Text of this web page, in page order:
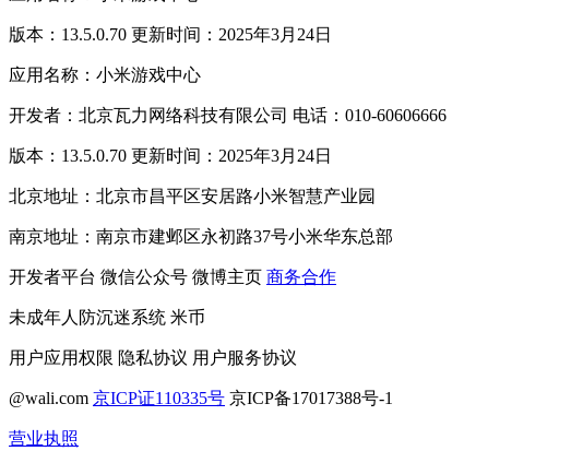
版本：13.5.0.70 更新时间：2025年3月24日
应用名称：小米游戏中心
开发者：北京瓦力网络科技有限公司 电话：010-60606666
版本：13.5.0.70 更新时间：2025年3月24日
北京地址：北京市昌平区安居路小米智慧产业园
南京地址：南京市建邺区永初路37号小米华东总部
开发者平台 微信公众号 微博主页 商务合作
未成年人防沉迷系统 米币
用户应用权限 隐私协议 用户服务协议
@wali.com 京ICP证110335号 京ICP备17017388号-1
营业执照